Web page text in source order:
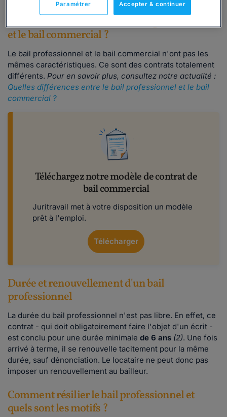
et le bail commercial ?
Le bail professionnel et le bail commercial n'ont pas les
mêmes caractéristiques. Ce sont des contrats totalement
différents. Pour en savoir plus, consultez notre actualité :
Quelles différences entre le bail professionnel et le bail
commercial ?
Téléchargez notre modèle de contrat de
bail commercial
Juritravail met à votre disposition un modèle
prêt à l'emploi.
Télécharger
Durée et renouvellement d'un bail
professionnel
La durée du bail professionnel n'est pas libre. En effet, ce
contrat - qui doit obligatoirement faire l'objet d'un écrit -
est conclu pour une durée minimale de 6 ans (2). Une fois
arrivé à terme, il se renouvelle tacitement pour la même
durée, sauf dénonciation. Le locataire ne peut donc pas
imposer un renouvellement au bailleur.
Comment résilier le bail professionnel et
quels sont les motifs ?
Accepter & continuer
Paramétrer